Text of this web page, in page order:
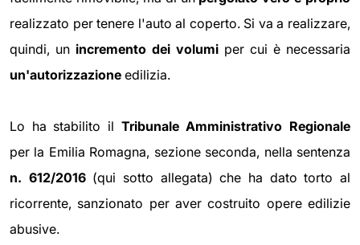
realizzato per tenere l'auto al coperto. Si va a realizzare,
quindi, un incremento dei volumi per cui è necessaria
un'autorizzazione edilizia.
Lo ha stabilito il Tribunale Amministrativo Regionale
per la Emilia Romagna, sezione seconda, nella sentenza
n. 612/2016 (qui sotto allegata) che ha dato torto al
ricorrente, sanzionato per aver costruito opere edilizie
abusive.